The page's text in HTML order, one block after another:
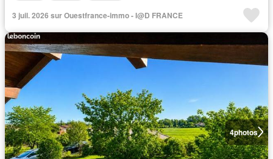
3 juil. 2026 sur Ouestfrance-immo - I@D FRANCE
4photos